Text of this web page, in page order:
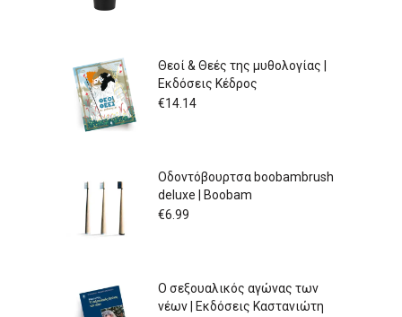
Θεοί & Θεές της μυθολογίας |
Εκδόσεις Κέδρος
€14.14
Οδοντόβουρτσα boobambrush
deluxe | Boobam
€6.99
Ο σεξουαλικός αγώνας των
νέων | Εκδόσεις Καστανιώτη